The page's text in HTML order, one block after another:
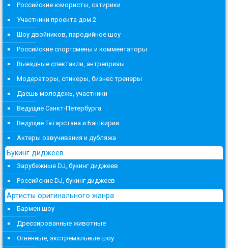
Российские юмористы, сатирики
Участники проекта дом 2
Шоу двойников, пародийное шоу
Российские спортсмены и комментаторы
Выездные спектакли, антрепризы
Модераторы, спикеры, бизнес тренеры
Даешь молодежь, участники
Ведущие Санкт-Петербурга
Ведущие Татарстана и Башкирии
Актеры озвучивания и дубляжа
Букинг диджеев
Зарубежные DJ, букинг диджеев
Российские DJ, букинг диджеев
Артисты оригинального жанра
Бармен шоу
Дрессированные животные
Огненные, экстремальные шоу